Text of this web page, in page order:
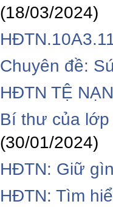
(18/03/2024)
Chuyên đề:
HĐTN TỆ
Bí thư của
(30/01/2024)
HĐTN: Giữ
HĐTN: Tìm